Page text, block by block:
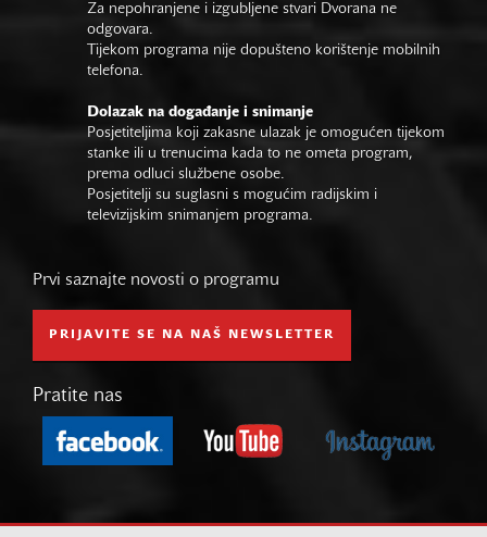
Za nepohranjene i izgubljene stvari Dvorana ne
odgovara.
Tijekom programa nije dopušteno korištenje mobilnih
telefona.
Dolazak na događanje i snimanje
Posjetiteljima koji zakasne ulazak je omogućen tijekom
stanke ili u trenucima kada to ne ometa program,
prema odluci službene osobe.
Posjetitelji su suglasni s mogućim radijskim i
televizijskim snimanjem programa.
Prvi saznajte novosti o programu
PRIJAVITE SE NA NAŠ NEWSLETTER
Pratite nas